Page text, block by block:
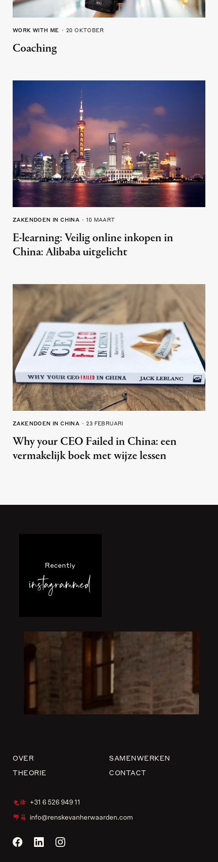
WORK WITH ME 20 OKTOBER
Coaching
ZAKENDOEN IN CHINA 10 MAART
E-learning: Veilig online inkopen in
China: Alibaba uitgelicht
ZAKENDOEN IN CHINA 23 FEBRUARI
Why your CEO Failed in China: een
vermakelijk boek met wijze lessen
Recently
instagrammed
OVER
SAMENWERKEN
THEORIE
CONTACT
电话 +31 6 526 949 11
邮箱 info@renskevanherwaarden.com